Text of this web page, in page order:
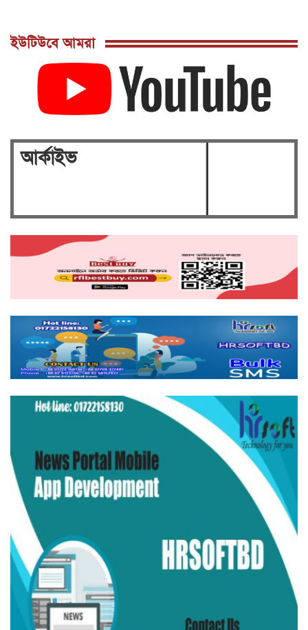
মিরপুরে রাজউকের মোবাইল কোর্টে ৭টি ভবনে উচ্ছেদ
: ৭লক্ষ টাকা জরিমানাসহ বৈদ্যুতিক মিটার জব্দ
গুলশানে রাজউকের মোবাইল কোর্টে ৭টি হোটেল ও
সেলুন সীলগালা, ৯ নারী ও ৫ পুরুষ আটক
রাজধানীর মানিকদী ও মাটিকাটায় রাজউক এর
ঢাকা ১৭ আসনে নির্বাচন প্রার্থীতা প্রত্যাশী বিএনপি'র
ত্যাগী যুব নেতা মাহমুদুল আলম সোহাগ।
ইউটিউবে আমরা
আর্কাইভ